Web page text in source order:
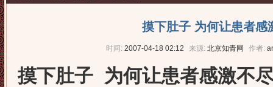
摸下肚子 为何让患者感
时间: 2007-04-18 02:12 来源: 北京知青网 作者:
摸下肚子 为何让患者感激不